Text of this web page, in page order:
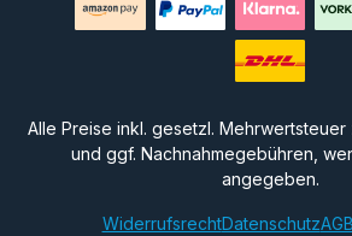
Alle Preise inkl. gesetzl. Mehrwertsteuer
und ggf. Nachnahmegebühren,
angegeben.
WiderrufsrechtDatenschutzAGB